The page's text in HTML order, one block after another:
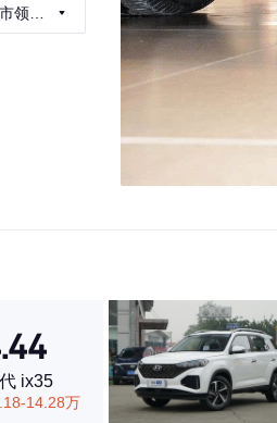
领先
级车
ix35
14.28万